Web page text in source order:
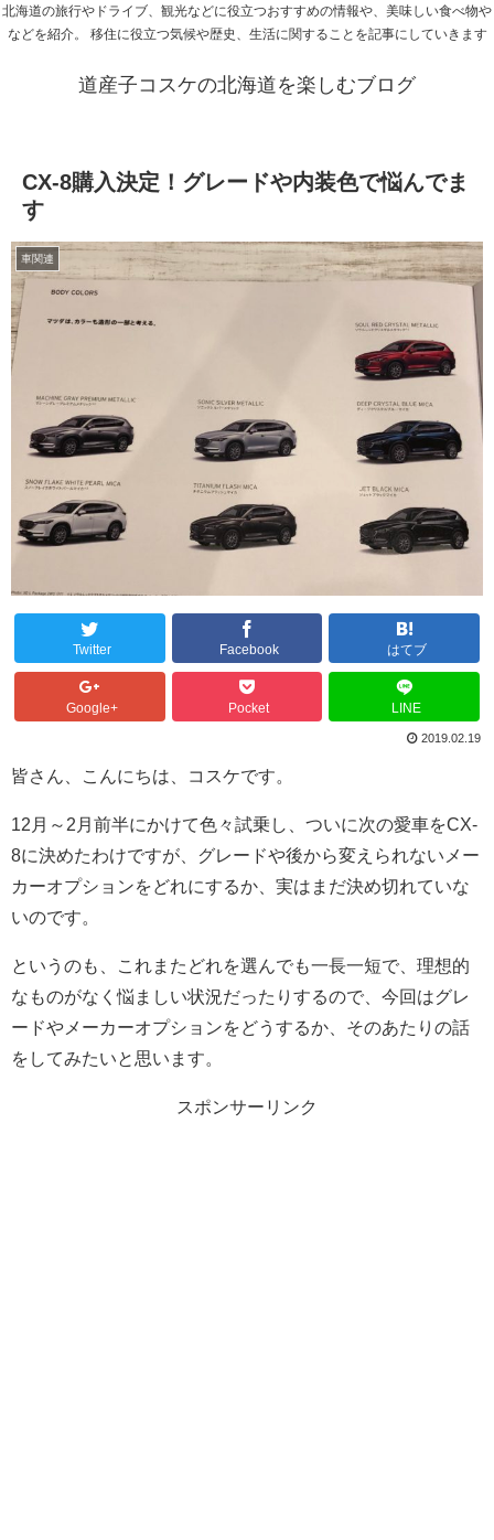
北海道の旅行やドライブ、観光などに役立つおすすめの情報や、美味しい食べ物や
などを紹介。 移住に役立つ気候や歴史、生活に関することを記事にしていきます
道産子コスケの北海道を楽しむブログ
CX-8購入決定！グレードや内装色で悩んでま
す
車関連
Twitter Facebook はてブ
Google+ Pocket LINE
2019.02.19
皆さん、こんにちは、コスケです。
12月～2月前半にかけて色々試乗し、ついに次の愛車をCX-
8に決めたわけですが、グレードや後から変えられないメー
カーオプションをどれにするか、実はまだ決め切れていな
いのです。
というのも、これまたどれを選んでも一長一短で、理想的
なものがなく悩ましい状況だったりするので、今回はグレ
ードやメーカーオプションをどうするか、そのあたりの話
をしてみたいと思います。
スポンサーリンク